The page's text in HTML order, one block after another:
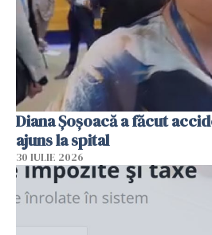
Diana Șoșoacă a făcut
ajuns la spital
30 IULIE 2026